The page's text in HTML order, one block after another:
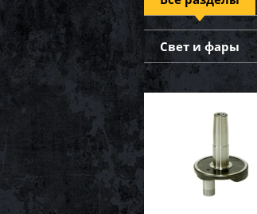
Свет и фары